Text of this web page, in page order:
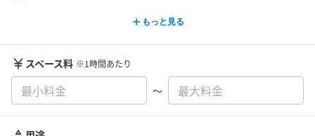
もっと見る
スペース料 ※1時間あたり
〜